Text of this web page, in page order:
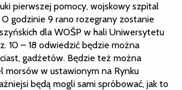
pierwszej pomocy, wojskowy szpital
godzinie 9 rano rozegrany zostanie
dla WOŚP w hali Uniwersytetu
10 – 18 odwiedzić będzie można
gadżetów. Będzie też można
morsów w ustawionym na Rynku
będą mogli sami spróbować, jak to